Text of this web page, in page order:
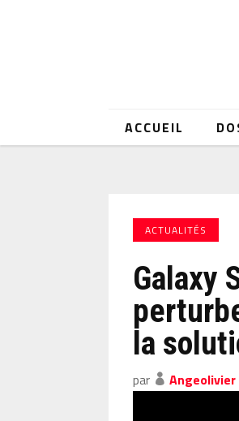
ACCUEIL
ACTUALITÉS
Galaxy
la
par Angeolivier